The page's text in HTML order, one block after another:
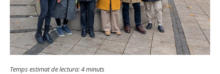
Temps estimat de lectura:4minuts